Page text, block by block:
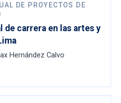
DE PROYECTOS DE
carrera en las artes y
Hernández Calvo